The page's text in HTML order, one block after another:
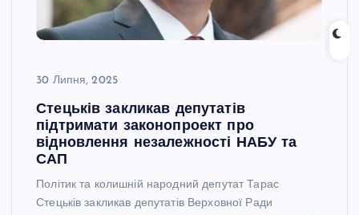
30 Липня, 2025
Стецьків закликав депутатів
підтримати законопроект про
відновлення незалежності НАБУ та
САП
Політик та колишній народний депутат Тарас
Стецьків закликав депутатів Верховної Ради